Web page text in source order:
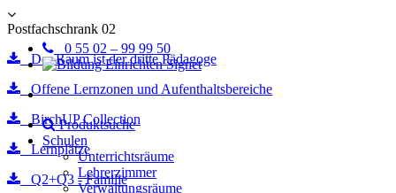
Postfachschrank 02
Der Raum ist der dritte Pädagoge
Offene Lernzonen und Aufenthaltsbereiche
BirchUP Collection
Lernplätze
Q2+Q3 - Familie
0 55 02 – 99 99 50
Produktsuche
Schulen
Unterrichtsräume
Lehrerzimmer
Verwaltungsräume